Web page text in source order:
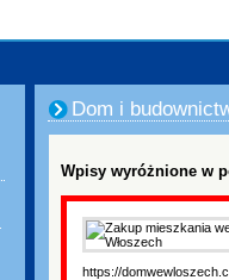
Dom i
Wpisy wyróżnione w
https://